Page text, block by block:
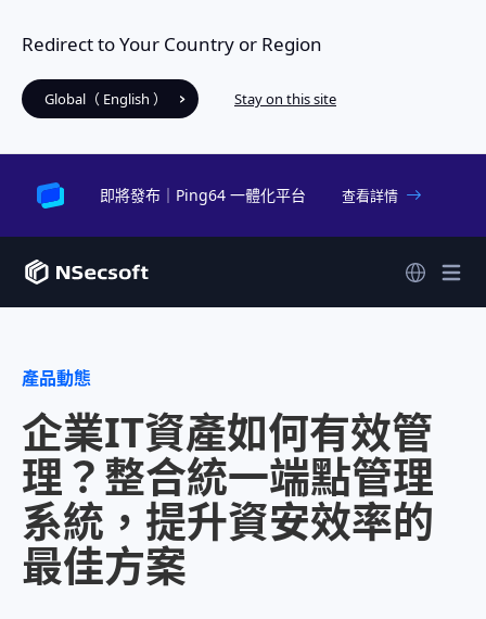
Redirect to Your Country or Region
Global（ English ） Stay on this site
即將發布｜Ping64 一體化平台 查看詳情
產品動態
企業IT資產如何有效管
理？整合統一端點管理
系統，提升資安效率的
最佳方案